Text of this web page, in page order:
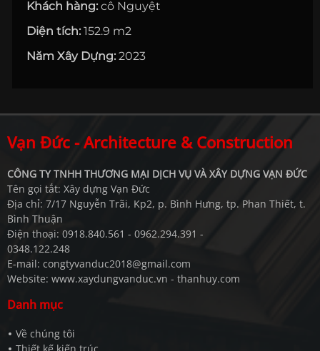
Khách hàng: cô Nguyệt
Diện tích: 152.9 m2
Năm Xây Dựng: 2023
Vạn Đức - Architecture & Construction
CÔNG TY TNHH THƯƠNG MẠI DỊCH VỤ VÀ XÂY DỰNG VẠN ĐỨC
Tên gọi tắt: Xây dựng Vạn Đức
Địa chỉ: 7/17 Nguyễn Trãi, Kp2, p. Bình Hưng, tp. Phan Thiết, t.
Bình Thuận
Điện thoại: 0918.840.561 - 0962.294.391 -
0348.122.248
E-mail: congtyvanduc2018@gmail.com
Website: www.xaydungvanduc.vn - thanhuy.com
Danh mục
Về chúng tôi